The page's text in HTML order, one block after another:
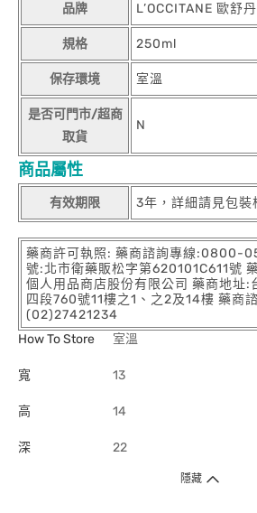
品牌 L’OCCITANE 歐舒丹
規格 250ml
保存環境 室溫
是否可門市/超商
取貨
N
商品屬性
有效期限 3年，詳細請見包裝
藥商許可執照: 藥商諮詢專線:0800-
號:北市衛藥販松字第620101C611號
個人用品商店股份有限公司 藥商地址:
四段760號11樓之1、之2及14樓 藥商
(02)27421234
How To Store
室溫
寬 13
高 14
深 22
隱藏